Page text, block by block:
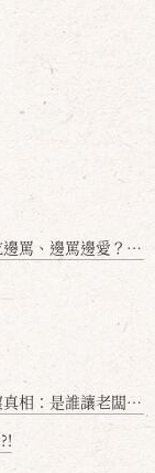
愛？小辣雞揭密！」
讓老闆心灰意冷？」